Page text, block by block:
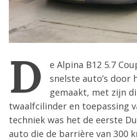
D
e Alpina B12 5.7
snelste auto’s door
gemaakt, met zijn
twaalfcilinder en toepassing
techniek was het de eerste
auto die de barrière van 300